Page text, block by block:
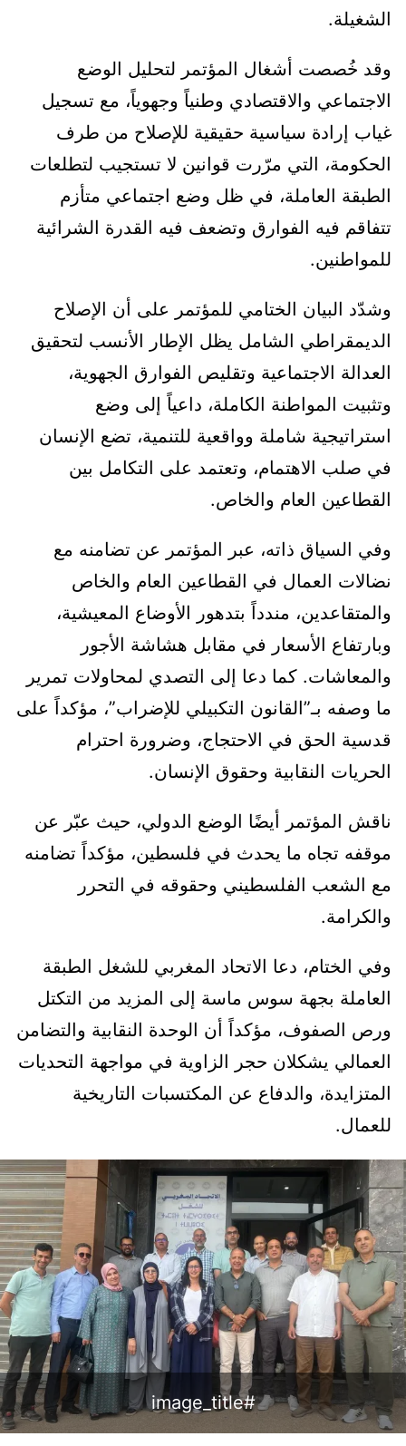
الشغيلة.
وقد خُصصت أشغال المؤتمر لتحليل الوضع
الاجتماعي والاقتصادي وطنياً وجهوياً، مع تسجيل
غياب إرادة سياسية حقيقية للإصلاح من طرف
الحكومة، التي مرّرت قوانين لا تستجيب لتطلعات
الطبقة العاملة، في ظل وضع اجتماعي متأزم
تتفاقم فيه الفوارق وتضعف فيه القدرة الشرائية
للمواطنين.
وشدّد البيان الختامي للمؤتمر على أن الإصلاح
الديمقراطي الشامل يظل الإطار الأنسب لتحقيق
العدالة الاجتماعية وتقليص الفوارق الجهوية،
وتثبيت المواطنة الكاملة، داعياً إلى وضع
استراتيجية شاملة وواقعية للتنمية، تضع الإنسان
في صلب الاهتمام، وتعتمد على التكامل بين
القطاعين العام والخاص.
وفي السياق ذاته، عبر المؤتمر عن تضامنه مع
نضالات العمال في القطاعين العام والخاص
والمتقاعدين، مندداً بتدهور الأوضاع المعيشية،
وبارتفاع الأسعار في مقابل هشاشة الأجور
والمعاشات. كما دعا إلى التصدي لمحاولات تمرير
ما وصفه بـ”القانون التكبيلي للإضراب”، مؤكداً على
قدسية الحق في الاحتجاج، وضرورة احترام
الحريات النقابية وحقوق الإنسان.
ناقش المؤتمر أيضًا الوضع الدولي، حيث عبّر عن
موقفه تجاه ما يحدث في فلسطين، مؤكداً تضامنه
مع الشعب الفلسطيني وحقوقه في التحرر
والكرامة.
وفي الختام، دعا الاتحاد المغربي للشغل الطبقة
العاملة بجهة سوس ماسة إلى المزيد من التكتل
ورص الصفوف، مؤكداً أن الوحدة النقابية والتضامن
العمالي يشكلان حجر الزاوية في مواجهة التحديات
المتزايدة، والدفاع عن المكتسبات التاريخية
للعمال.
#image_title